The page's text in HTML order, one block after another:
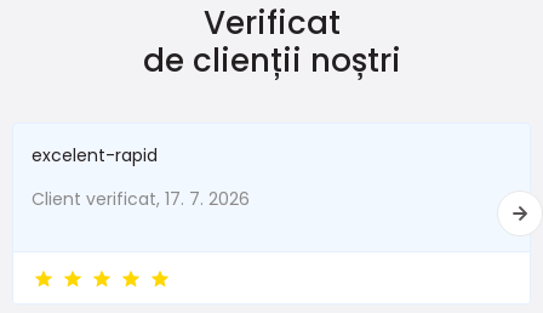
Verificat
de clienții noștri
excelent-rapid
Client verificat, 17. 7. 2026